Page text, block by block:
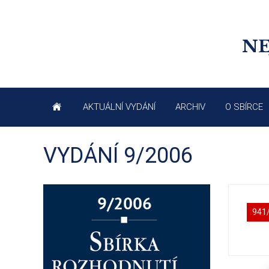
AKTUÁLNÍ VYDÁNÍ ARCHIV O SBÍRCE
VYDÁNÍ 9/2006